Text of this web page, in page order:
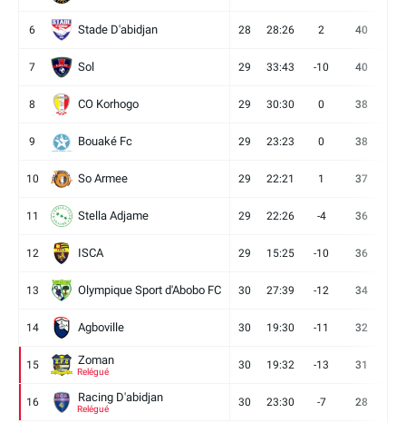
6 Stade D'abidjan 28 28:26 2 40
7 Sol 29 33:43 -10 40
8 CO Korhogo 29 30:30 0 38
9 Bouaké Fc 29 23:23 0 38
10 So Armee 29 22:21 1 37
11 Stella Adjame 29 22:26 -4 36
12 ISCA 29 15:25 -10 36
13 Olympique Sport d'Abobo FC 30 27:39 -12 34
14 Agboville 30 19:30 -11 32
15 Zoman
Relégué
30 19:32 -13 31
16 Racing D'abidjan
Relégué
30 23:30 -7 28